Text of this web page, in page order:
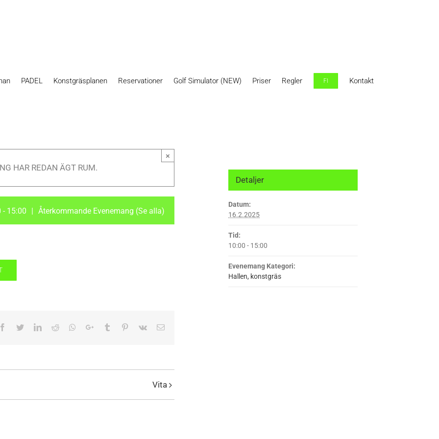
PADEL Konstgräsplanen Reservationer Golf Simulator (NEW) Priser Regler FI Kontakt
×
HAR REDAN ÄGT RUM.
- 15:00 | Återkommande Evenemang (Se alla)
Facebook
TwitterLinkedIn
Reddit Whatsapp
Google+Tumblr Pinterest
Vk Email
Vita
Detaljer
Datum:
16.2.2025
Tid:
10:00 - 15:00
Evenemang Kategori:
Hallen, konstgräs